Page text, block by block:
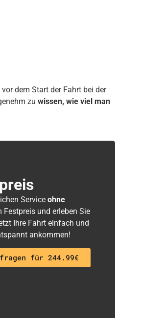
dem Start der Fahrt bei der
zu wissen, wie viel man
Service ohne
Festpreis und erleben Sie
Ihre Fahrt einfach und
ankommen!
für 244.99€